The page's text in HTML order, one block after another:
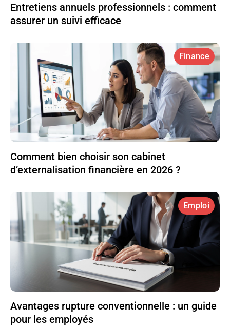
Entretiens annuels professionnels : comment
assurer un suivi efficace
Finance
Comment bien choisir son cabinet
d’externalisation financière en 2026 ?
Emploi
Avantages rupture conventionnelle : un guide
pour les employés